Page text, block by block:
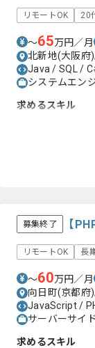
リモートOK 20
〜65万円／月
北新地(大阪府
Java / SQL /
システムエン
求めるスキル
募集終了 【
リモートOK 長
〜60万円／月
向日町(京都府
JavaScript /
サーバーサイ
求めるスキル